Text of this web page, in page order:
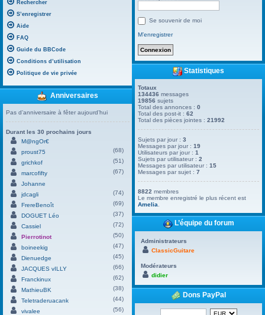
Rechercher
S’enregistrer
Aide
FAQ
Guide du BBCode
Conditions d’utilisation
Politique de vie privée
Anniversaires
Pas d’anniversaire à fêter aujourd’hui
Durant les 30 prochains jours
M@ngOr€
proust75
(68)
grichkof
(51)
marcofifty
(67)
Johanne
jdcagli
(74)
FrereBenoît
(69)
DOGUET Léo
(37)
Cassiel
(72)
Pierrotinot
(50)
boineekig
(47)
Dienuedge
(45)
JACQUES vILLY
(66)
Franckinux
(62)
MathieuBK
(38)
Teletraderuacank
(44)
vivalee
(56)
Se souvenir de moi
M’enregistrer
Statistiques
Totaux
134436 messages
19856 sujets
Total des annonces :0
Total des post-it :62
Total des pièces jointes :21992
Sujets par jour :3
Messages par jour :19
Utilisateurs par jour :1
Sujets par utilisateur :2
Messages par utilisateur :15
Messages par sujet :7
8822 membres
Le membre enregistré le plus récent est
Amelia
L’équipe du forum
Administrateurs
ClassicGuitare
Modérateurs
didier
Dons PayPal